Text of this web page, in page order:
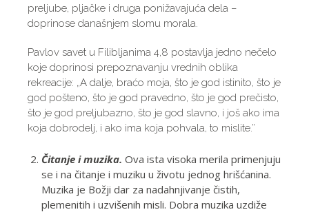
preljube, pljačke i druga ponižavajuća dela –
doprinose današnjem slomu morala.
Pavlov savet u Filibljanima 4,8 postavlja jedno nečelo
koje doprinosi prepoznavanju vrednih oblika
rekreacije: „A dalje, braćo moja, što je god istinito, što je
god pošteno, što je god pravedno, što je god prečisto,
što je god preljubazno, što je god slavno, i još ako ima
koja dobrodelj, i ako ima koja pohvala, to mislite.”
Čitanje i muzika. Ova ista visoka merila primenjuju
se i na čitanje i muziku u životu jednog hrišćanina.
Muzika je Božji dar za nadahnjivanje čistih,
plemenitih i uzvišenih misli. Dobra muzika uzdiže